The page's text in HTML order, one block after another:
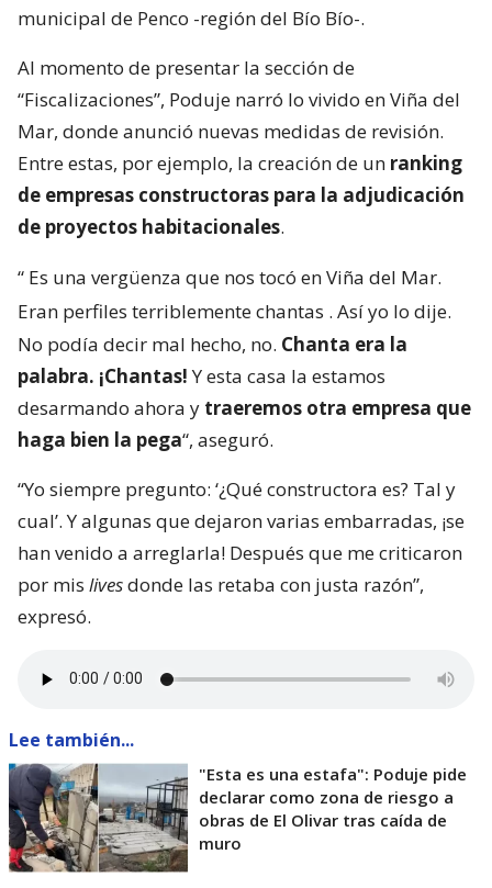
municipal de Penco -región del Bío Bío-.
Al momento de presentar la sección de
“Fiscalizaciones”, Poduje narró lo vivido en Viña del
Mar, donde anunció nuevas medidas de revisión.
Entre estas, por ejemplo, la creación de un ranking
de empresas constructoras para la adjudicación
de proyectos habitacionales.
“ Es una vergüenza que nos tocó en Viña del Mar.
Eran perfiles terriblemente chantas . Así yo lo dije.
No podía decir mal hecho, no. Chanta era la
palabra. ¡Chantas!Y esta casa la estamos
desarmando ahora y traeremos otra empresa que
haga bien la pega“, aseguró.
“Yo siempre pregunto: ‘¿Qué constructora es? Tal y
cual’. Y algunas que dejaron varias embarradas, ¡se
han venido a arreglarla! Después que me criticaron
por mis livesdonde las retaba con justa razón”,
expresó.
Lee también...
"Esta es una estafa": Poduje pide
declarar como zona de riesgo a
obras de El Olivar tras caída de
muro